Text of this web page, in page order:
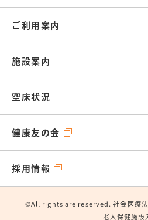
ご利用案内
施設案内
空床状況
健康友の会
採用情報
©All rights are reserved. 社会医療法
老人保健施設